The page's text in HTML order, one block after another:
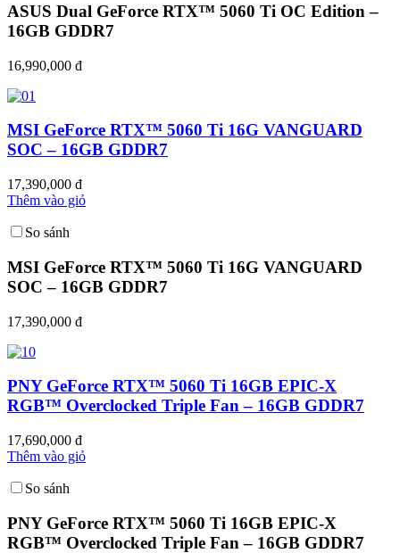
ASUS Dual GeForce RTX™ 5060 Ti OC Edition –
16GB GDDR7
16,990,000 đ
MSI GeForce RTX™ 5060 Ti 16G VANGUARD
SOC – 16GB GDDR7
17,390,000 đ
Thêm vào giỏ
So sánh
MSI GeForce RTX™ 5060 Ti 16G VANGUARD
SOC – 16GB GDDR7
17,390,000 đ
PNY GeForce RTX™ 5060 Ti 16GB EPIC-X
RGB™ Overclocked Triple Fan – 16GB GDDR7
17,690,000 đ
Thêm vào giỏ
So sánh
PNY GeForce RTX™ 5060 Ti 16GB EPIC-X
RGB™ Overclocked Triple Fan – 16GB GDDR7